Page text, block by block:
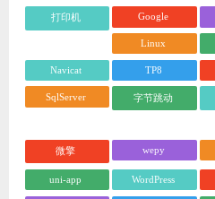
打印机 Google
Linux
Navicat TP8
SqlServer 字节跳动
微擎 wepy
uni-app WordPress